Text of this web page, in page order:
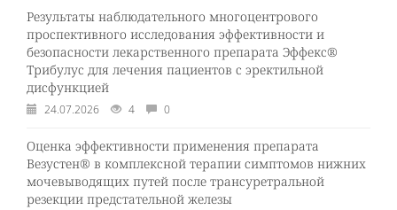
Результаты наблюдательного многоцентрового
проспективного исследования эффективности и
безопасности лекарственного препарата Эффекс®
Трибулус для лечения пациентов с эректильной
дисфункцией
24.07.2026 4 0
Оценка эффективности применения препарата
Везустен® в комплексной терапии симптомов нижних
мочевыводящих путей после трансуретральной
резекции предстательной железы